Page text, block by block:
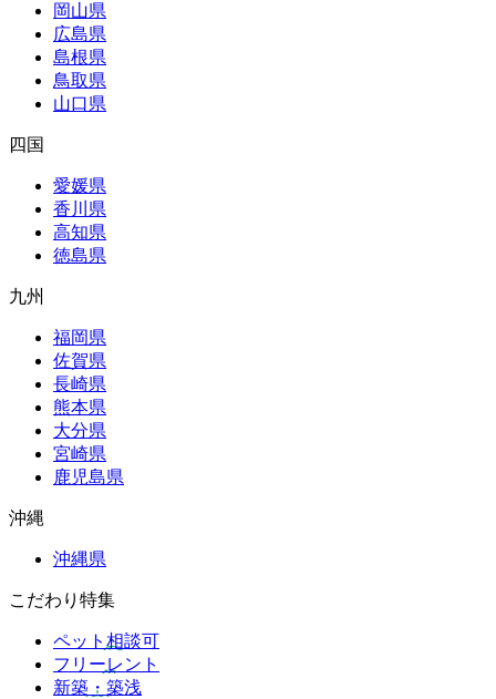
岡山県
広島県
島根県
鳥取県
山口県
四国
愛媛県
香川県
高知県
徳島県
九州
福岡県
佐賀県
長崎県
熊本県
大分県
宮崎県
鹿児島県
沖縄
沖縄県
こだわり特集
ペット相談可
フリーレント
新築・築浅